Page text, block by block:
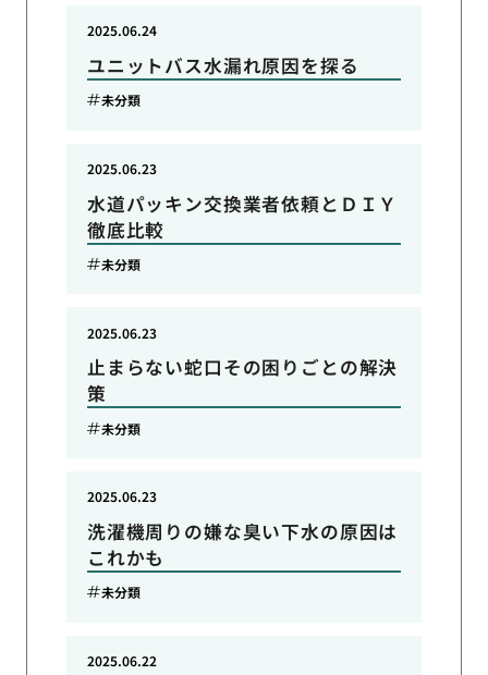
ユニットバス水漏れ原因を探る
2025.06.24
未分類
水道パッキン交換業者依頼とＤＩＹ
徹底比較
2025.06.23
未分類
止まらない蛇口その困りごとの解決
策
2025.06.23
未分類
洗濯機周りの嫌な臭い下水の原因は
これかも
2025.06.23
未分類
2025.06.22